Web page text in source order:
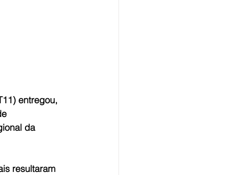
entregou,
da
resultaram